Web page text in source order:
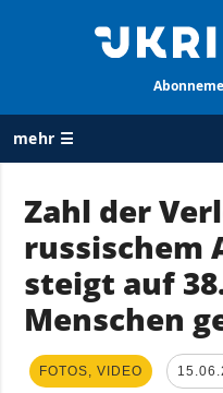
mehr ☰
ALLE
RUBRIKEN
Krieg
Wiederaufbau
der Ukraine
Zahl der
russischem
steigt auf
Menschen
FOTOS, VIDEO